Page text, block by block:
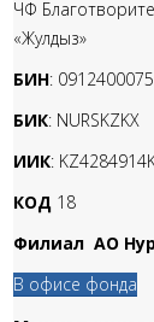
ЧФ
«Жулдыз»
БИН:
БИК: NURSKZKX
ИИК:
КОД18
Филиал АО
В офисе фонда